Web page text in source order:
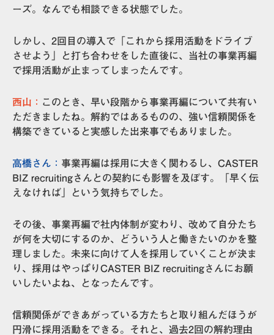
ーズ。なんでも相談できる状態でした。
しかし、2回目の導入で「これから採用活動をドライブ
させよう」と打ち合わせをした直後に、当社の事業再編
で採用活動が止まってしまったんです。
西山： このとき、早い段階から事業再編について共有い
ただきましたね。解約ではあるものの、強い信頼関係を
構築できていると実感した出来事でもありました。
高橋さん： 事業再編は採用に大きく関わるし、CASTER
BIZ recruitingさんとの契約にも影響を及ぼす。「早く伝
えなければ」という気持ちでした。
その後、事業再編で社内体制が変わり、改めて自分たち
が何を大切にするのか、どういう人と働きたいのかを整
理しました。未来に向けて人を採用していくことが決ま
り、 採用はやっぱりCASTER BIZ recruitingさんにお願
いしたいよね、となったんです。
信頼関係ができあがっている方たちと取り組んだほうが
円滑に採用活動をできる。それと、過去2回の解約理由